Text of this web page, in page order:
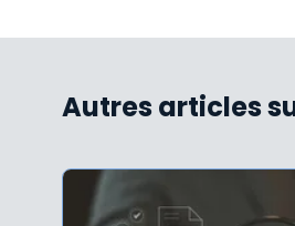
Autres articles